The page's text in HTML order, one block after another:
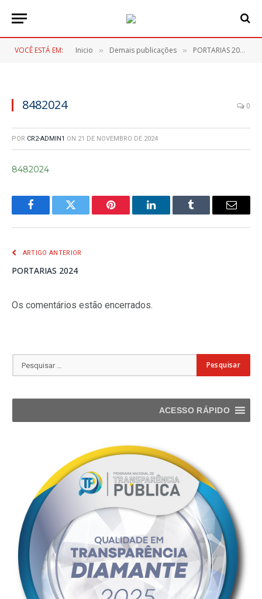
VOCÊ ESTÁ EM: Inicio » Demais publicações » PORTARIAS 2024
8482024 0
POR CR2-ADMIN1 ON 21 DE NOVEMBRO DE 2024
8482024
FacebookTwitter Pinterest LinkedInTumblr
E-
ARTIGO ANTERIOR
PORTARIAS 2024
Os comentários estão encerrados.
ACESSO RÁPIDO